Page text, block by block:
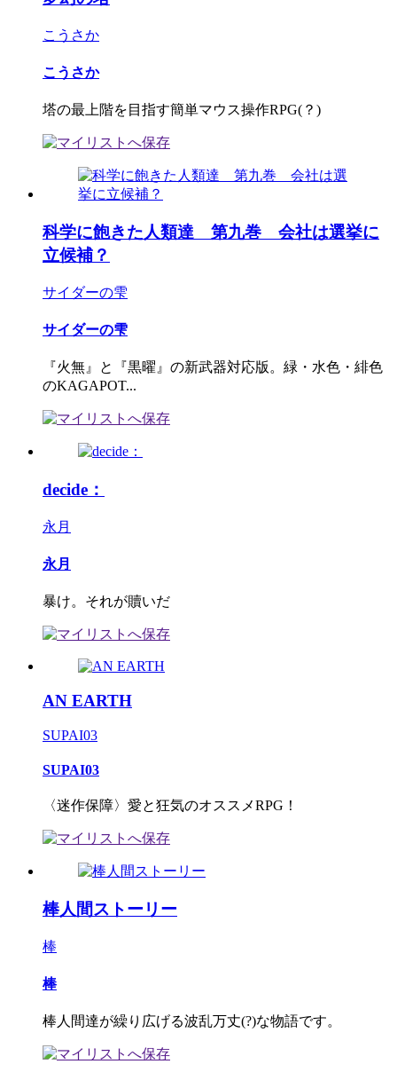
こうさか
こうさか
塔の最上階を目指す簡単マウス操作RPG(？)
科学に飽きた人類達 第九巻 会社は選挙に
立候補？
サイダーの雫
サイダーの雫
『火無』と『黒曜』の新武器対応版。緑・水色・緋色
のKAGAPOT...
decide：
永月
永月
暴け。それが贖いだ
AN EARTH
SUPAI03
SUPAI03
〈迷作保障〉愛と狂気のオススメRPG！
棒人間ストーリー
棒
棒
棒人間達が繰り広げる波乱万丈(?)な物語です。